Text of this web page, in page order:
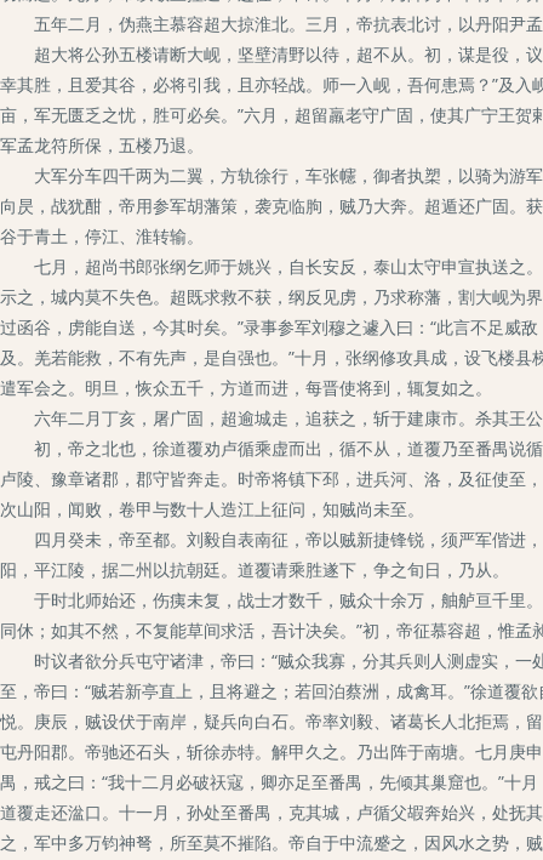
五年二月，伪燕主慕容超大掠淮北。三月，帝抗表北讨，以丹阳尹
超大将公孙五楼请断大岘，坚壁清野以待，超不从。初，谋是役，
幸其胜，且爱其谷，必将引我，且亦轻战。师一入岘，吾何患焉？”及
亩，军无匮乏之忧，胜可必矣。”六月，超留羸老守广固，使其广宁王
军孟龙符所保，五楼乃退。
大军分车四千两为二翼，方轨徐行，车张幰，御者执槊，以骑为游
向昃，战犹酣，帝用参军胡藩策，袭克临朐，贼乃大奔。超遁还广固
谷于青土，停江、淮转输。
七月，超尚书郎张纲乞师于姚兴，自长安反，泰山太守申宣执送之
示之，城内莫不失色。超既求救不获，纲反见虏，乃求称藩，割大岘为
过函谷，虏能自送，今其时矣。”录事参军刘穆之遽入曰：“此言不足威
及。羌若能救，不有先声，是自强也。”十月，张纲修攻具成，设飞楼
遣军会之。明旦，恢众五千，方道而进，每晋使将到，辄复如之。
六年二月丁亥，屠广固，超逾城走，追获之，斩于建康市。杀其王
初，帝之北也，徐道覆劝卢循乘虚而出，循不从，道覆乃至番禺说
卢陵、豫章诸郡，郡守皆奔走。时帝将镇下邳，进兵河、洛，及征使
次山阳，闻败，卷甲与数十人造江上征问，知贼尚未至。
四月癸未，帝至都。刘毅自表南征，帝以贼新捷锋锐，须严军偕进
阳，平江陵，据二州以抗朝廷。道覆请乘胜遂下，争之旬日，乃从。
于时北师始还，伤痍未复，战士才数千，贼众十余万，舳舻亘千里
同休；如其不然，不复能草间求活，吾计决矣。”初，帝征慕容超，惟
时议者欲分兵屯守诸津，帝曰：“贼众我寡，分其兵则人测虚实，一
至，帝曰：“贼若新亭直上，且将避之；若回泊蔡洲，成禽耳。”徐道覆
悦。庚辰，贼设伏于南岸，疑兵向白石。帝率刘毅、诸葛长人北拒焉，
屯丹阳郡。帝驰还石头，斩徐赤特。解甲久之。乃出阵于南塘。七月庚
禺，戒之曰：“我十二月必破祆寇，卿亦足至番禺，先倾其巢窟也。”十
道覆走还湓口。十一月，孙处至番禺，克其城，卢循父嘏奔始兴，处抚
之，军中多万钧神弩，所至莫不摧陷。帝自于中流蹙之，因风水之势